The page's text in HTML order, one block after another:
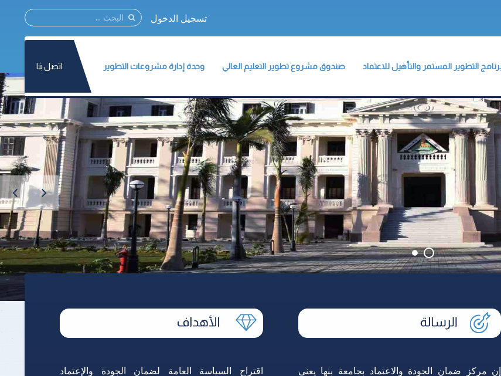
تسجيل الدخول
صندوق مشروع تطوير التعليم العالي وحدة إدارة مشروعات التطوير اتصل بنا
إن مركز ضمان الجودة والاعتماد بجامعة بنها يعنى
اقتراح السياسة العامة لضمان الجودة والإعتماد